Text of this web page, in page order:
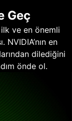
Geç
ve en önemli
en
dilediğini
önde ol.